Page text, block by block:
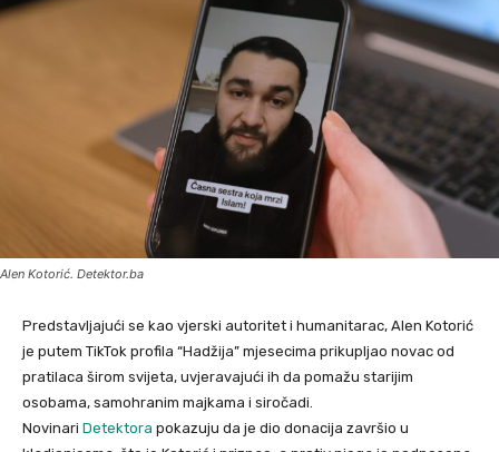
Alen Kotorić. Detektor.ba
Predstavljajući se kao vjerski autoritet i humanitarac, Alen Kotorić
je putem TikTok profila “Hadžija” mjesecima prikupljao novac od
pratilaca širom svijeta, uvjeravajući ih da pomažu starijim
osobama, samohranim majkama i siročadi.
Novinari Detektora pokazuju da je dio donacija završio u